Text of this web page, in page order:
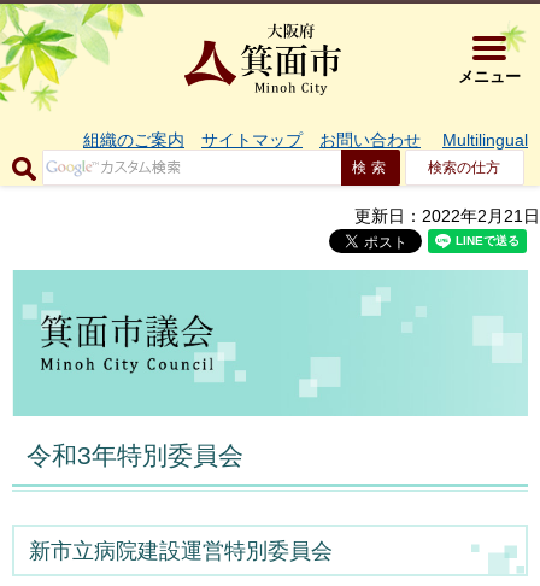
大阪府箕
メニュー
組織のご案内 サイトマップ お問い合わせ Multilingual
検索の仕方
更新日：2022年2月21日
令和3年特別委員会
新市立病院建設運営特別委員会